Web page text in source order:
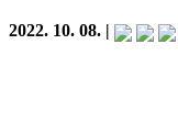
2022. 10. 08. |